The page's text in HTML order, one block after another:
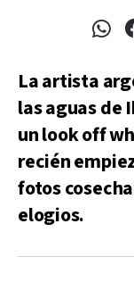
La artista
las aguas de
un look off
recién
fotos
elogios.